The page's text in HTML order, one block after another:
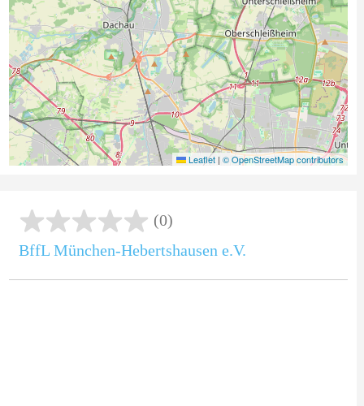
Leaflet |© OpenStreetMap contributors
(0)
BffL München-Hebertshausen e.V.